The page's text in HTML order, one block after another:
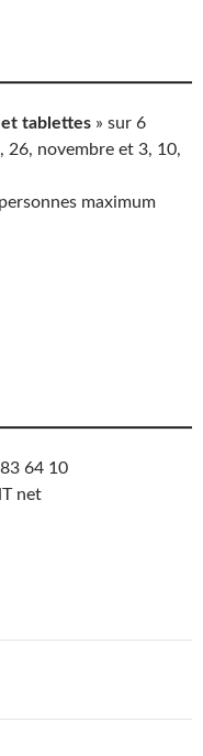
tablettes » sur 6
26, novembre et 3, 10,
maximum
64 10
net